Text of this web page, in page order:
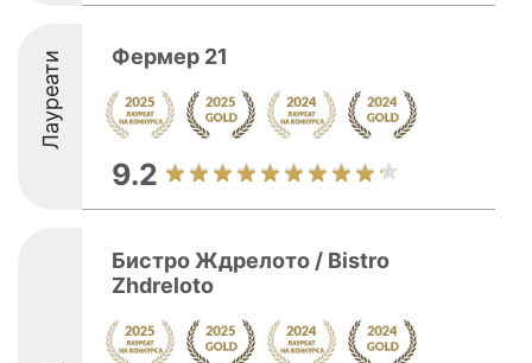
Лауреати Фермер 21
9.2
Бистро Ждрелото / Bistro
Zhdreloto